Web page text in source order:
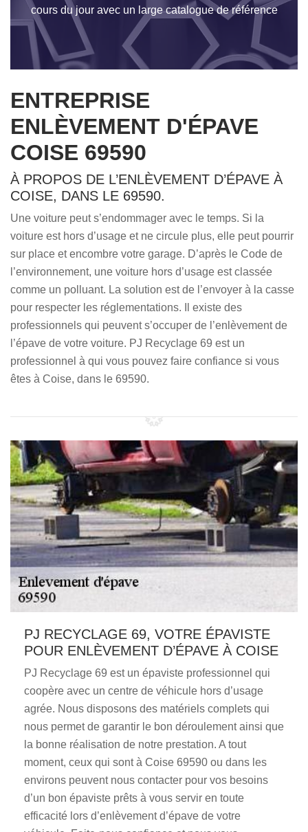
cours du jour avec un large catalogue de référence
ENTREPRISE
ENLÈVEMENT D'ÉPAVE
COISE 69590
À PROPOS DE L’ENLÈVEMENT D’ÉPAVE À
COISE, DANS LE 69590.
Une voiture peut s’endommager avec le temps. Si la
voiture est hors d’usage et ne circule plus, elle peut pourrir
sur place et encombre votre garage. D’après le Code de
l’environnement, une voiture hors d’usage est classée
comme un polluant. La solution est de l’envoyer à la casse
pour respecter les réglementations. Il existe des
professionnels qui peuvent s’occuper de l’enlèvement de
l’épave de votre voiture. PJ Recyclage 69 est un
professionnel à qui vous pouvez faire confiance si vous
êtes à Coise, dans le 69590.
PJ RECYCLAGE 69, VOTRE ÉPAVISTE
POUR ENLÈVEMENT D’ÉPAVE À COISE
PJ Recyclage 69 est un épaviste professionnel qui
coopère avec un centre de véhicule hors d’usage
agrée. Nous disposons des matériels complets qui
nous permet de garantir le bon déroulement ainsi que
la bonne réalisation de notre prestation. A tout
moment, ceux qui sont à Coise 69590 ou dans les
environs peuvent nous contacter pour vos besoins
d’un bon épaviste prêts à vous servir en toute
efficacité lors d’enlèvement d’épave de votre